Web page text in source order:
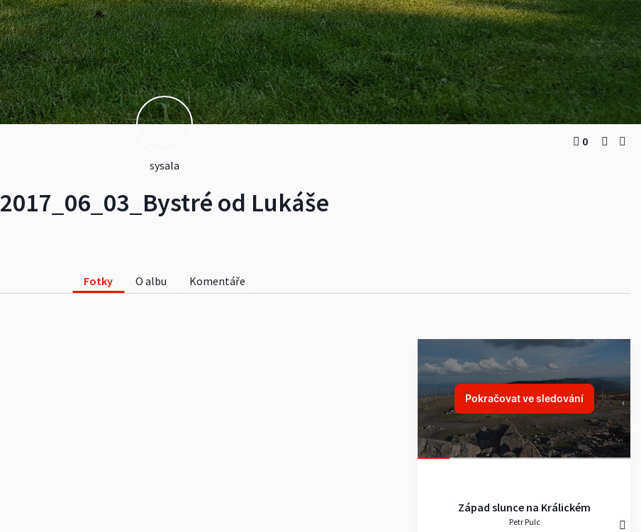
sysala
2017_06_03_Bystré od Lukáše
0
Fotky O albu Komentáře
Pokračovat ve sledování
Západ slunce na Králickém
Sněžníku
Petr Pulc